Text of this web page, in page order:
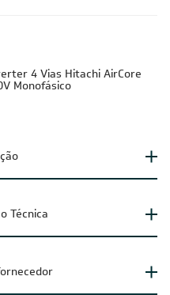
4 Vias Hitachi AirCore
Monofásico
Técnica